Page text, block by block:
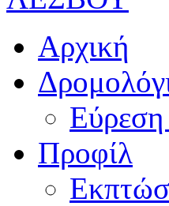
Αρχική
Προφίλ